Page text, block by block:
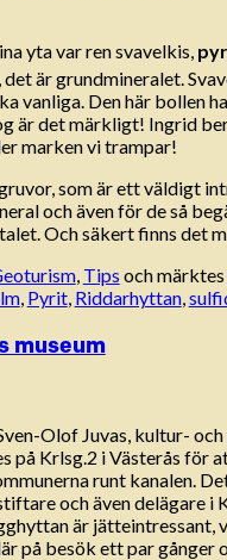
yta var ren svavelkis,
är grundmineralet.
vanliga. Den här
är det märkligt! Ingrid
marken vi trampar!
som är ett väldigt
och även för de så
Och säkert finns det
, Tips och märktes
, Pyrit, Riddarhyttan,
museum
Olof Juvas, kultur-
på Krlsg.2 i Västerås
runt kanalen.
och även
är jätteintressant,
på besök ett par